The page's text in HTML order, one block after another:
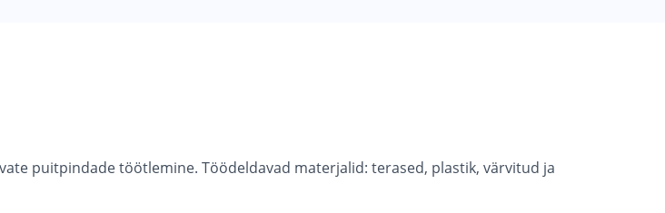
puitpindade töötlemine. Töödeldavad materjalid: terased, plastik, värvitud ja